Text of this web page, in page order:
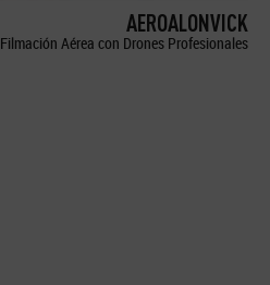
AEROALONVICK
Filmación Aérea con Drones Profesionales